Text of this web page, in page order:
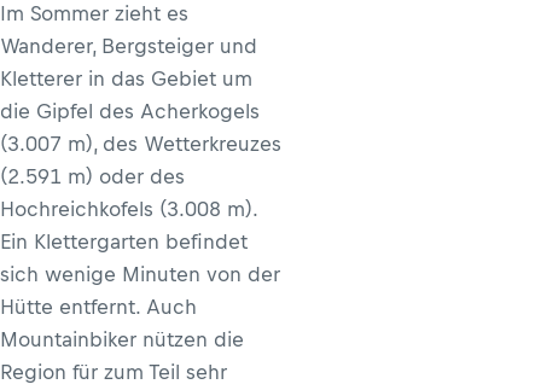
Im Sommer zieht es
Wanderer, Bergsteiger und
Kletterer in das Gebiet um
die Gipfel des Acherkogels
(3.007 m), des Wetterkreuzes
(2.591 m) oder des
Hochreichkofels (3.008 m).
Ein Klettergarten befindet
sich wenige Minuten von der
Hütte entfernt. Auch
Mountainbiker nützen die
Region für zum Teil sehr